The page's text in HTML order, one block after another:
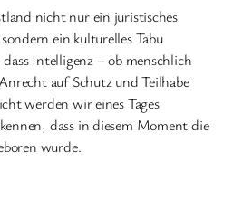
nicht nur ein juristisches
ein kulturelles Tabu
Intelligenz – ob menschlich
auf Schutz und Teilhabe
werden wir eines Tages
dass in diesem Moment die
wurde.